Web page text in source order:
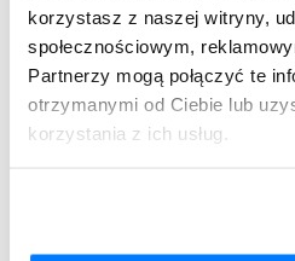
korzystasz z naszej witryny,
społecznościowym,
Partnerzy mogą połączyć te
otrzymanymi od Ciebie lub
korzystania z ich usług.
Przeterminowany lek należy
prawidłowej jego utylizacji.
powinno wyrzucać się do